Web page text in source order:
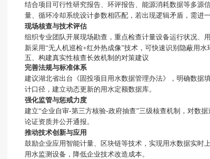
结合项目可行性研究报告、环评报告、能源消耗数据等多源
量、循环冷却系统设计参数相匹配，若出现逻辑矛盾，需进一
现场核查与技术评估
组织专业团队开展现场勘查，重点检查计量设备运行状况、
新采用“无人机巡检+红外热成像”技术，可快速识别隐蔽用水
五、构建真实性核查长效机制的对策建议
完善法规与标准体系
建议湖北省出台《固投项目用水数据管理办法》，明确数据
计口径，建立动态更新的用水定额数据库。
强化监管与惩戒力度
建立“企业自审-第三方核验-政府抽查”三级核查机制，对数
论证资质并公开通报。
推动技术创新与应用
鼓励企业应用智能计量、区块链等技术，实现用水数据实时
用水监测设备，降低企业技术改造成本。